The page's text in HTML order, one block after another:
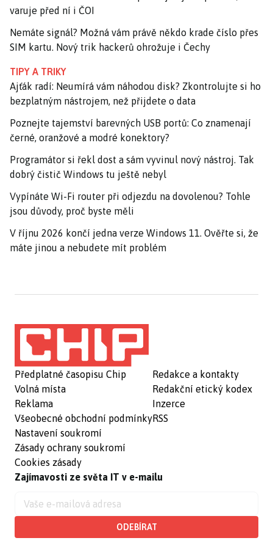
varuje před ní i ČOI
Nemáte signál? Možná vám právě někdo krade číslo přes
SIM kartu. Nový trik hackerů ohrožuje i Čechy
TIPY A TRIKY
Ajťák radí: Neumírá vám náhodou disk? Zkontrolujte si ho
bezplatným nástrojem, než přijdete o data
Poznejte tajemství barevných USB portů: Co znamenají
černé, oranžové a modré konektory?
Programátor si řekl dost a sám vyvinul nový nástroj. Tak
dobrý čistič Windows tu ještě nebyl
Vypínáte Wi-Fi router při odjezdu na dovolenou? Tohle
jsou důvody, proč byste měli
V říjnu 2026 končí jedna verze Windows 11. Ověřte si, že
máte jinou a nebudete mít problém
Předplatné časopisu Chip
Volná místa
Reklama
Všeobecné obchodní podmínky
Nastavení soukromí
Zásady ochrany soukromí
Cookies zásady
Redakce a kontakty
Redakční etický kodex
Inzerce
RSS
Zajímavosti ze světa IT v e-mailu
ODEBÍRAT